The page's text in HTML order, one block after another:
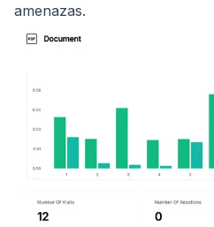
amenazas.